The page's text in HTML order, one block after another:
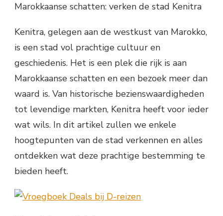
Marokkaanse schatten: verken de stad Kenitra
Kenitra, gelegen aan de westkust van Marokko,
is een stad vol prachtige cultuur en
geschiedenis. Het is een plek die rijk is aan
Marokkaanse schatten en een bezoek meer dan
waard is. Van historische bezienswaardigheden
tot levendige markten, Kenitra heeft voor ieder
wat wils. In dit artikel zullen we enkele
hoogtepunten van de stad verkennen en alles
ontdekken wat deze prachtige bestemming te
bieden heeft.